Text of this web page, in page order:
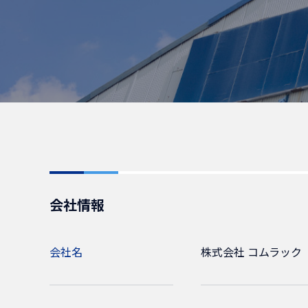
会社情報
会社名 株式会社 コムラック